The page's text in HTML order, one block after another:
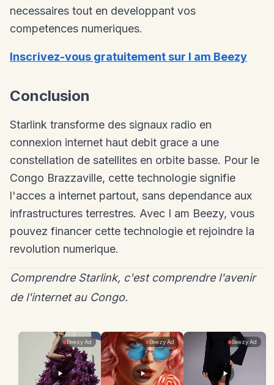
necessaires tout en developpant vos
competences numeriques.
Inscrivez-vous gratuitement sur I am Beezy
Conclusion
Starlink transforme des signaux radio en
connexion internet haut debit grace a une
constellation de satellites en orbite basse. Pour le
Congo Brazzaville, cette technologie signifie
l'acces a internet partout, sans dependance aux
infrastructures terrestres. Avec I am Beezy, vous
pouvez financer cette technologie et rejoindre la
revolution numerique.
Comprendre Starlink, c'est comprendre l'avenir
de l'internet au Congo.